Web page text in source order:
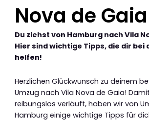
Nova de Gaia
Du ziehst von Hamburg nach Vila
Hier sind wichtige Tipps, die dir bei
helfen!
Herzlichen Glückwunsch zu deinem
Umzug nach Vila Nova de Gaia!
reibungslos verläuft, haben wir von
Hamburg einige wichtige Tipps für